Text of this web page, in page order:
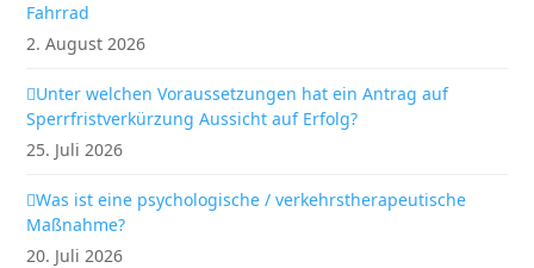
Fahrrad
2. August 2026
Unter welchen Voraussetzungen hat ein Antrag auf
Sperrfristverkürzung Aussicht auf Erfolg?
25. Juli 2026
Was ist eine psychologische / verkehrstherapeutische
Maßnahme?
20. Juli 2026